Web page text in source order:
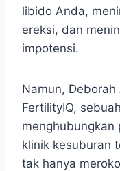
libido Anda,
ereksi, dan
impotensi.
Namun,
FertilityIQ,
menghubungkan
klinik kesuburan
tak hanya